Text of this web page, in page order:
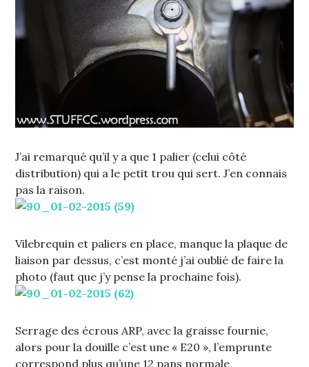
J’ai remarqué qu’il y a que 1 palier (celui côté
distribution) qui a le petit trou qui sert. J’en connais
pas la raison.
Vilebrequin et paliers en place, manque la plaque de
liaison par dessus, c’est monté j’ai oublié de faire la
photo (faut que j’y pense la prochaine fois).
Serrage des écrous ARP, avec la graisse fournie,
alors pour la douille c’est une « E20 », l’emprunte
correspond plus qu’une 12 pans normale,